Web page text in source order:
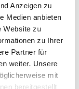
Anzeigen zu
Medien anbieten
Website zu
zu Ihrer
Partner für
weiter. Unsere
mit
bereitgestellt